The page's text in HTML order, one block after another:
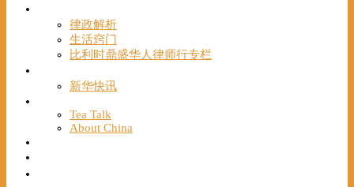
律政解析
生活窍门
比利时鼎盛华人律师行专栏
新华快讯
Tea Talk
About China